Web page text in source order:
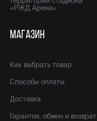
«РЖД Арена»
МАГАЗИН
Как выбрать товар
Способы оплаты
Доставка
Гарантия, обмен и возврат